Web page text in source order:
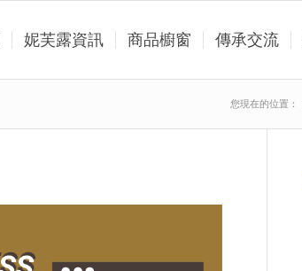
妮芙露資訊 商品櫥窗 傳承交流
您現在的位置：